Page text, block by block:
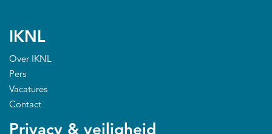
IKNL
Over IKNL
Pers
Vacatures
Contact
Privacy & veiligheid